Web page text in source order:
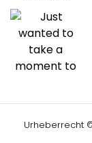
Urheberrecht